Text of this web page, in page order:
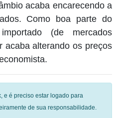
acaba encarecendo a
Como boa parte do
(de mercados
acaba alterando os preços
e é preciso estar logado para
de sua responsabilidade.